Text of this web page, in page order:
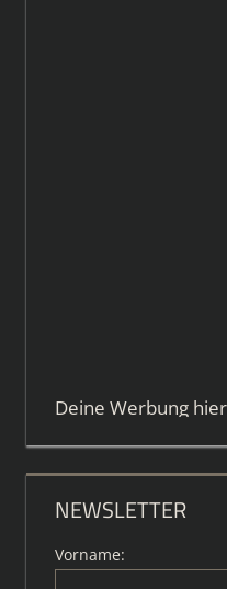
Deine Werbung
NEWSLETTER
Vorname: